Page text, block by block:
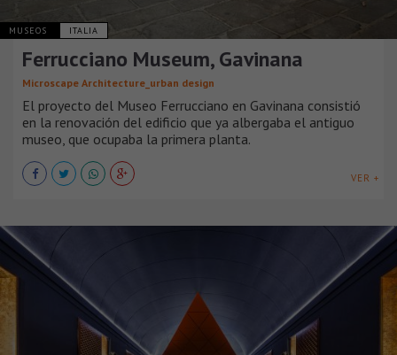
MUSEOS ITALIA
Ferrucciano Museum, Gavinana
Microscape Architecture_urban design
El proyecto del Museo Ferrucciano en Gavinana consistió
en la renovación del edificio que ya albergaba el antiguo
museo, que ocupaba la primera planta.
VER +